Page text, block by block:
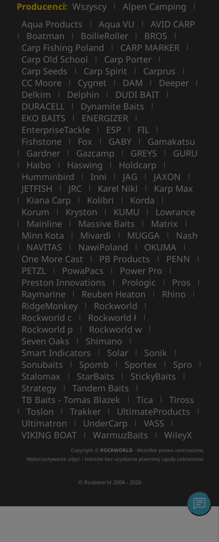
Producenci: Wszyscy | Alpen Camping |
Aqua Products | Aqua VU | AVID CARP
| Boatman | BoilieRoller | BROS |
Carp Fishing Poland | CARP MARKER |
Carp Old School | Carp Porter |
Carp Seeds | Carp Spirit | Carprus |
CC Moore | Cygnet | DAM | Deeper |
Delkim | Delphin | DUDI BAIT |
DURACELL | Dynamite Baits |
EKO BAITS | ENERGIZER |
EnterpriseTackle | ESP | FIL |
Fishstone | Fox | GABY | Gamakatsu
| Gardner | Gazcamp | GREYS | GURU
| Haibo | Haswing | Holdcarp |
Humminbird | Inni | JAG | JAXON |
JETFISH | JRC | Karel Nikl | Karp Max
| Kiana Carp | Kolibri | Korda |
Korum | Kryston | KUMU | Lowrance
| Mainline | Massive Baits | Matrix |
Minn Kota | Mivardi | MUGGA | Nash
| NAVITAS | NawiPoland | OKUMA |
One More Cast | PB Products | PENN |
PETZL | PowaPacs | Power Pro |
Preston Innovations | Prologic | Pros |
Raymarine | Reuben Heaton | Rhino |
RidgeMonkey | Rockworld |
Rockworld c | Rockworld ł |
Rockworld p | Rockworld w |
Seven Oaks | Shimano |
Smart Indicators | Solar | Sonik |
Sonubaits | Spomb | Sportex | Spro |
Stalomax | StarBaits | StickyBaits |
Strategy | Tandem Baits |
TB Baits - Tomas Blazek | Tica | Tiross
| Toslon | Trakker | UltimateProducts |
Ultimatron | UnderCarp | VASS |
VIKING BOAT | WarmuzBaits | WileyX
Copyright © ROCKWORLD - Wszelkie prawa zastrzeżone.
Wykorzystywanie zdjęć i tekstów bez uzyskania pisemnej zgody zabronione.
© Rockworld 2004 - 2026